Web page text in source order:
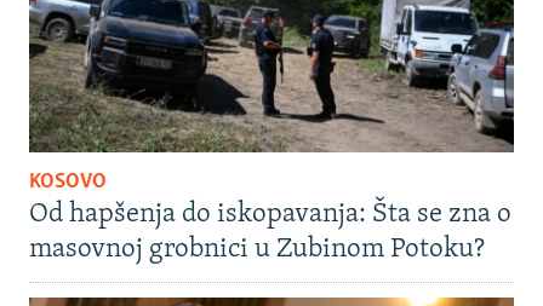
KOSOVO
Od hapšenja do iskopavanja: Šta se zna o
masovnoj grobnici u Zubinom Potoku?